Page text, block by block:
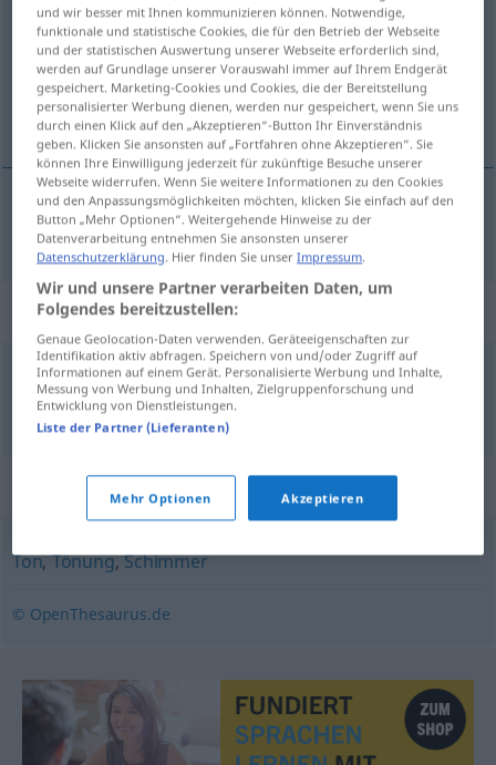
Übersicht aller Übersetzungen
(Für mehr Details die Übersetzung anklicken/antippen)
farba
farba Farbe
Beispielsätze für "Farbe"
Farbebekennen
priznať
Synonyme für "Farbe"
Ton,Tönung,Schimmer
© OpenThesaurus.de
und wir besser mit Ihnen kommunizieren können. Notwendige,
funktionale und statistische Cookies, die für den Betrieb der Webseite
und der statistischen Auswertung unserer Webseite erforderlich sind,
werden auf Grundlage unserer Vorauswahl immer auf Ihrem Endgerät
gespeichert. Marketing-Cookies und Cookies, die der Bereitstellung
personalisierter Werbung dienen, werden nur gespeichert, wenn Sie uns
durch einen Klick auf den „Akzeptieren“-Button Ihr Einverständnis
geben. Klicken Sie ansonsten auf „Fortfahren ohne Akzeptieren“. Sie
können Ihre Einwilligung jederzeit für zukünftige Besuche unserer
Webseite widerrufen. Wenn Sie weitere Informationen zu den Cookies
und den Anpassungsmöglichkeiten möchten, klicken Sie einfach auf den
Button „Mehr Optionen“. Weitergehende Hinweise zu der
Datenverarbeitung entnehmen Sie ansonsten unserer
Datenschutzerklärung. Hier finden Sie unserImpressum.
Wir und unsere Partner verarbeiten Daten, um
Folgendes bereitzustellen:
Genaue Geolocation-Daten verwenden. Geräteeigenschaften zur
Identifikation aktiv abfragen. Speichern von und/oder Zugriff auf
Informationen auf einem Gerät. Personalisierte Werbung und Inhalte,
Messung von Werbung und Inhalten, Zielgruppenforschung und
Entwicklung von Dienstleistungen.
Liste der Partner (Lieferanten)
Mehr Optionen Akzeptieren